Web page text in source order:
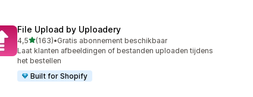
File Upload by Uploadery
4,5van 5 sterren
(163)
163 recensies in totaal
•Gratis abonnement beschikbaar
Laat klanten afbeeldingen of bestanden uploaden tijdens
het bestellen
Built for Shopify